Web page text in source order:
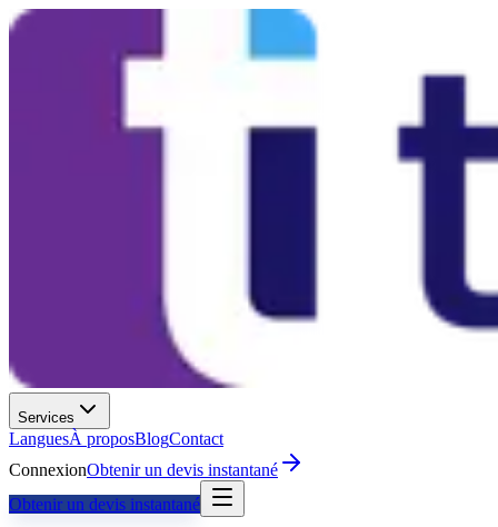
Services
LanguesÀ proposBlogContact
ConnexionObtenir un devis instantané
Obtenir un devis instantané